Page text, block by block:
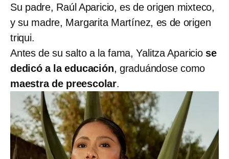
Su padre, Raúl Aparicio, es de origen mixteco,
y su madre, Margarita Martínez, es de origen
triqui.
Antes de su salto a la fama, Yalitza Aparicio se
dedicó a la educación, graduándose como
maestra de preescolar.